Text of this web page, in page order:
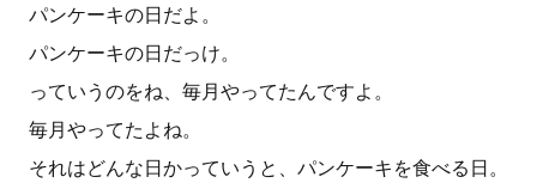
パンケーキの日だよ。
パンケーキの日だっけ。
っていうのをね、毎月やってたんですよ。
毎月やってたよね。
それはどんな日かっていうと、パンケーキを食べる日。